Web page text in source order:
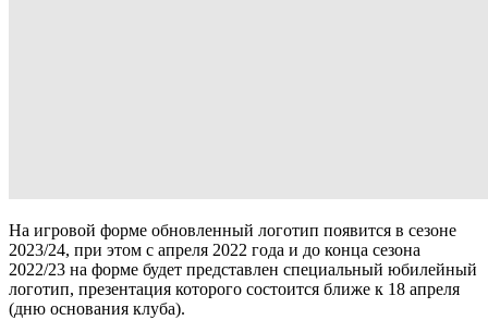
На игровой форме обновленный логотип появится в сезоне
2023/24, при этом с апреля 2022 года и до конца сезона
2022/23 на форме будет представлен специальный юбилейный
логотип, презентация которого состоится ближе к 18 апреля
(дню основания клуба).